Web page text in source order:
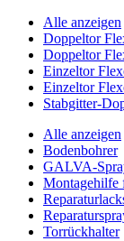
Alle anzeigen
Doppeltor
Doppeltor
Einzeltor
Einzeltor
Stabgitter-
Alle anzeigen
Bodenbohrer
GALVA-
Montagehilfe
Torrückhalter